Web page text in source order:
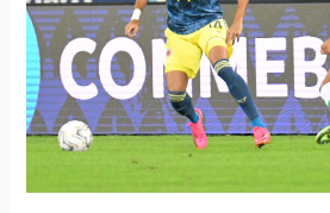
Copa
América